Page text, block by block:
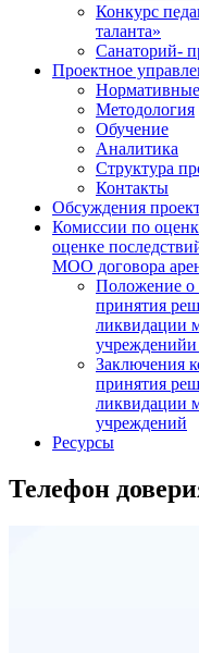
Конкурс
таланта»
Санаторий-
Проектное
Методология
Обучение
Аналитика
Структура
Контакты
Обсуждения
Комиссии по
оценке
МОО договора
Положение о
принятия
ликвидации
учрежденийи
Заключения
принятия
ликвидации
учреждений
Ресурсы
Телефон